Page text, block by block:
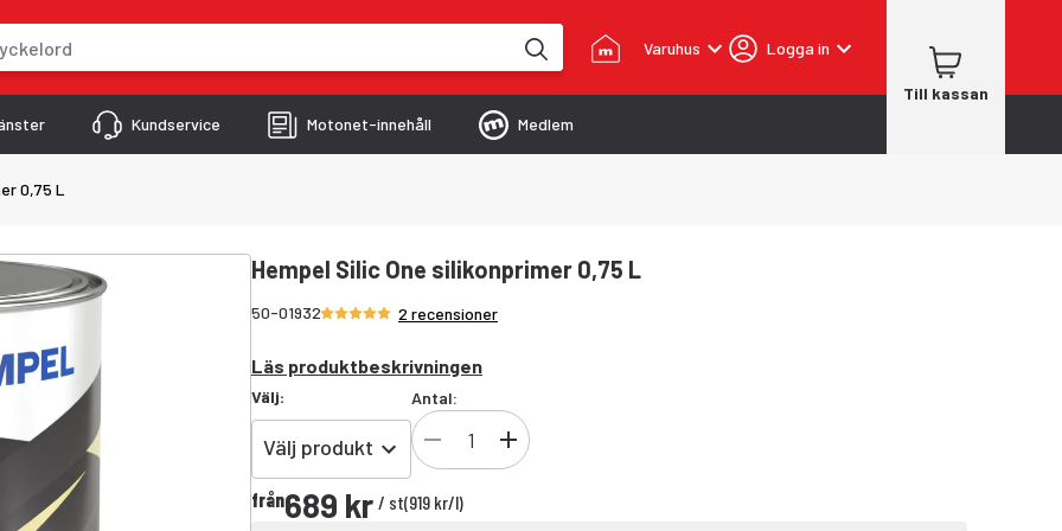
Varuhus Logga in
Till kassan
Kundservice Motonet-innehåll Medlem
0,75 L
Hempel Silic One silikonprimer 0,75 L
50-01932Betyg 5/5 stjärnor
2 recensioner
Läs produktbeskrivningen
Välj:
Välj produkt
Antal:
från689 kr / st(919 kr/l)